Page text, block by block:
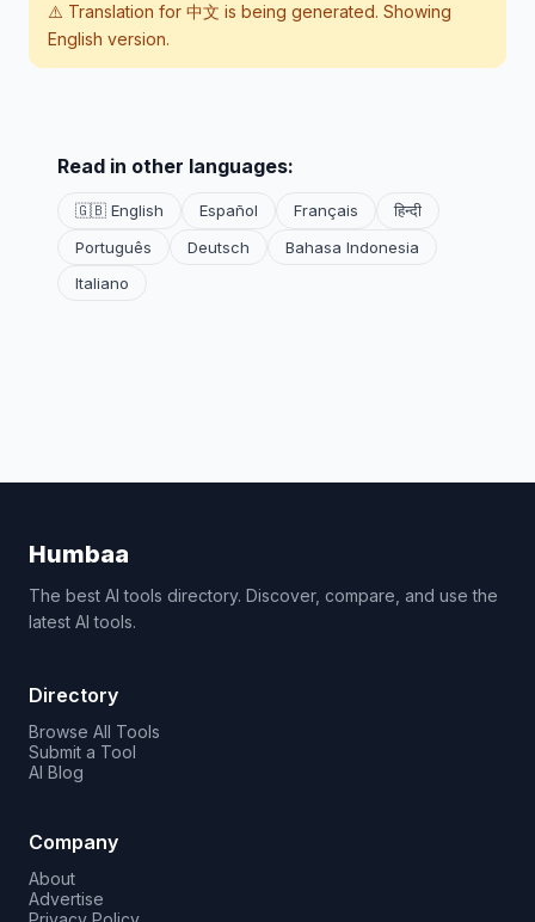
⚠️ Translation for 中文 is being generated. Showing
English version.
Read in other languages:
🇬🇧 English Español Français
हिन्दी
Português
Deutsch
Bahasa Indonesia
Italiano
Humbaa
The best AI tools directory. Discover, compare, and use the
latest AI tools.
Directory
Browse All Tools
Submit a Tool
AI Blog
Company
About
Advertise